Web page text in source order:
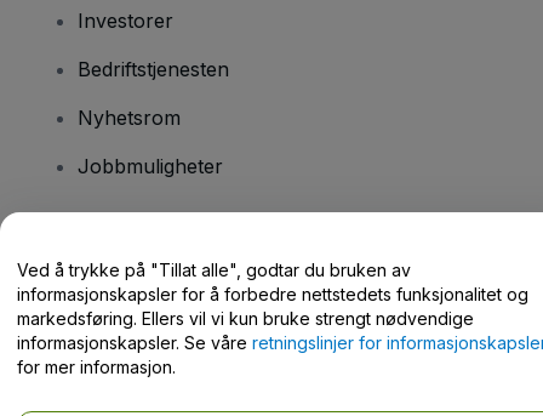
Investorer
Bedriftstjenesten
Nyhetsrom
Jobbmuligheter
Hjelpesenter / kontakt oss
Ved å trykke på "Tillat alle", godtar du bruken av
informasjonskapsler for å forbedre nettstedets funksjonalitet og
markedsføring. Ellers vil vi kun bruke strengt nødvendige
informasjonskapsler. Se våre retningslinjer for
for mer informasjon.